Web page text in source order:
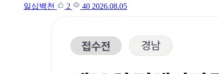
일십백천 2 40 2026.08.05